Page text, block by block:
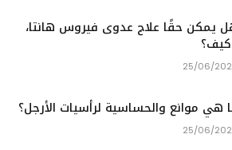
يمكن حقًا علاج عدوى فيروس هانتا،
25/06/
هي موانع والحساسية لرأسيات الأرجل؟
25/06/